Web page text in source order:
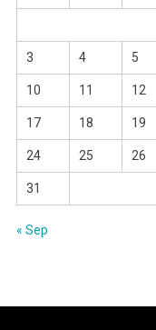
3 4 5
10 11 12
17 18 19
24 25 26
31
« Sep